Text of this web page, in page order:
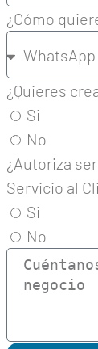
¿Cómo
¿Quieres
Si
No
¿Autoriza
Servicio al
Si
No